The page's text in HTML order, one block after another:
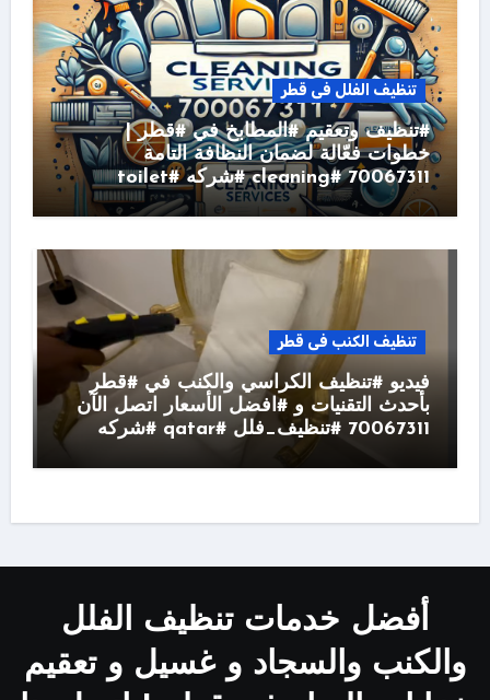
تنظيف الفلل فى قطر
#تنظيف وتعقيم #المطابخ في #قطر |
خطوات فعّالة لضمان النظافة التامة
70067311 #cleaning #شركه #toilet
تنظيف الكنب فى قطر
فيديو #تنظيف الكراسي والكنب في #قطر
بأحدث التقنيات و #افضل الأسعار اتصل الآن
70067311 #تنظيف_فلل #qatar #شركه
أفضل خدمات تنظيف الفلل
والكنب والسجاد و غسيل و تعقيم